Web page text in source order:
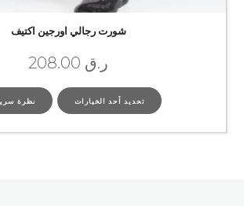
شورت رجالي اورجين اكتيف
ر.ق
تحديد أحد الخيارات نظرة